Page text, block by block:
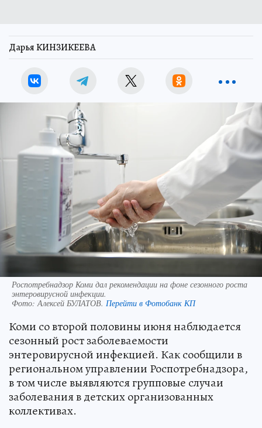
Дарья КИНЗИКЕЕВА
Роспотребнадзор Коми дал рекомендации на фоне сезонного роста
энтеровирусной инфекции.
Фото:Алексей БУЛАТОВ. Перейти в Фотобанк КП
Коми со второй половины июня наблюдается
сезонный рост заболеваемости
энтеровирусной инфекцией. Как сообщили в
региональном управлении Роспотребнадзора,
в том числе выявляются групповые случаи
заболевания в детских организованных
коллективах.